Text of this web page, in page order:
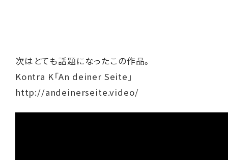
次はとても話題になったこの作品。
Kontra K「An deiner Seite」
http://andeinerseite.video/